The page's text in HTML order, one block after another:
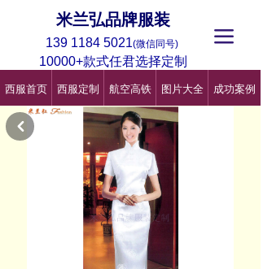
米兰弘品牌服装
西服首页 西服定制 航空高铁 图片大全 成功案例
끀
139 1184 5021(微信同号)
10000+款式任君选择定制
낒